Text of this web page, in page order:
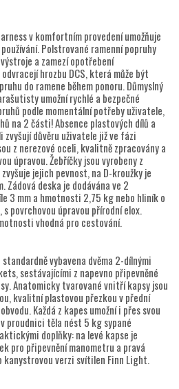
v komfortním provedení umožňuje
Polstrované ramenní popruhy
a zamezí opotřebení
hrozbu DCS, která může být
do ramene během ponoru. Důmyslný
umožní rychlé a bezpečné
podle momentální potřeby uživatele,
na 2 části! Absence plastových dílů a
zvyšují důvěru uživatele již ve fázi
z nerezové oceli, kvalitně zpracovány a
úpravou. Žebříčky jsou vyrobeny z
jejich pevnost, na D-kroužky je
deska je dodávána ve 2
3 mm a hmotnosti 2,75 kg nebo hliník o
povrchovou úpravou přírodní elox.
vhodná pro cestování.
vybavena dvěma 2-dílnými
sestávajícími z napevno připevněné
Anatomicky tvarované vnitří kapsy jsou
kvalitní plastovou přezkou v přední
Každá z kapes umožní i přes svou
proudnici těla nést 5 kg sypané
doplňky: na levé kapse je
pro připevnění manometru a pravá
kanystrovou verzi svítilen Finn Light.